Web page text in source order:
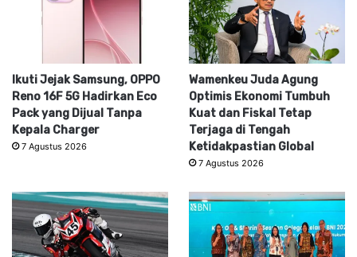
Ikuti Jejak Samsung, OPPO
Reno 16F 5G Hadirkan Eco
Pack yang Dijual Tanpa
Kepala Charger
7 Agustus 2026
Wamenkeu Juda Agung
Optimis Ekonomi Tumbuh
Kuat dan Fiskal Tetap
Terjaga di Tengah
Ketidakpastian Global
7 Agustus 2026